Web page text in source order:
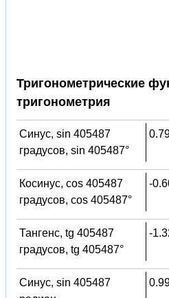
Тригонометрические
тригонометрия
Синус, sin 405487
градусов, sin 405487°
Косинус, cos 405487
градусов, cos 405487°
-
Тангенс, tg 405487
градусов, tg 405487°
-
Синус, sin 405487